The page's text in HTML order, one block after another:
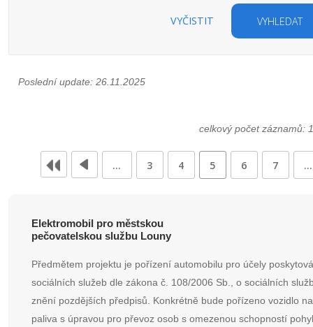
VYČISTIT VYHLEDAT
Poslední update: 26.11.2025
celkový počet záznamů:
… 3 4 5 6 7 …
Elektromobil pro městskou
pečovatelskou službu Louny
Předmětem projektu je pořízení automobilu pro účely
sociálních služeb dle zákona č. 108/2006 Sb., o sociálních
znění pozdějších předpisů. Konkrétně bude pořízeno vozidlo
paliva s úpravou pro převoz osob s omezenou schopností